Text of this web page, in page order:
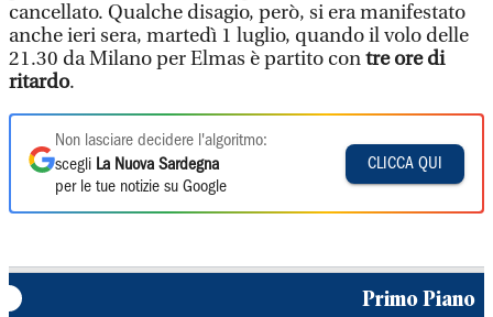
cancellato. Qualche disagio, però, si era manifestato
anche ieri sera, martedì 1 luglio, quando il volo delle
21.30 da Milano per Elmas è partito contre ore di
ritardo.
Non lasciare decidere l'algoritmo:
scegli La Nuova Sardegna
per le tue notizie su Google
CLICCA QUI
Primo Piano